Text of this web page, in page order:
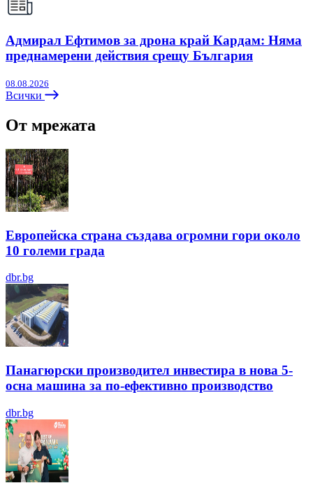
Адмирал Ефтимов за дрона край Кардам: Няма
преднамерени действия срещу България
08.08.2026
Всички
От мрежата
Европейска страна създава огромни гори около
10 големи града
dbr.bg
Панагюрски производител инвестира в нова 5-
осна машина за по-ефективно производство
dbr.bg